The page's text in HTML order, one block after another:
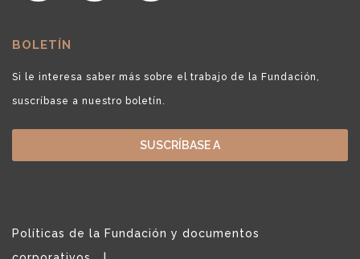
BOLETÍN
Si le interesa saber más sobre el trabajo de la Fundación,
suscríbase a nuestro boletín.
SUSCRÍBASE A
Políticas de la Fundación y documentos